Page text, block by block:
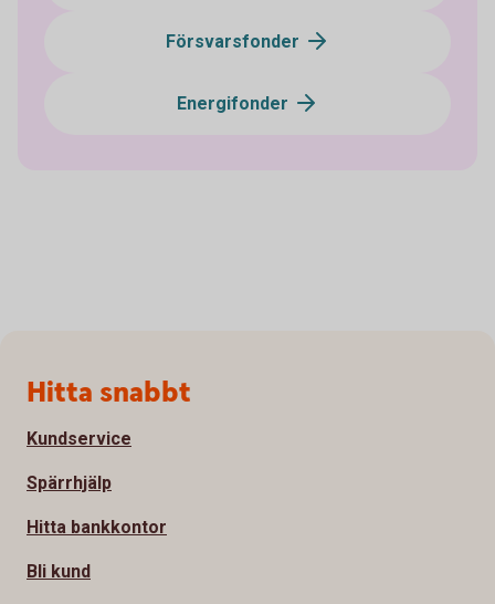
Försvarsfonder
Energifonder
Sidfot
Hitta snabbt
Kundservice
Spärrhjälp
Hitta bankkontor
Bli kund